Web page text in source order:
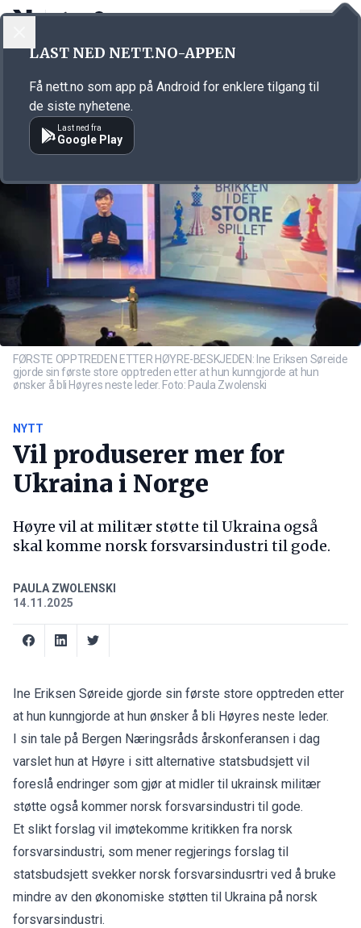
Annonsørinnhold
FØRSTE OPPTREDEN ETTER HØYRE-BESKJEDEN: Ine Eriksen Søreide
gjorde sin første store opptreden etter at hun kunngjorde at hun
ønsker å bli Høyres neste leder. Foto: Paula Zwolenski
NYTT
Vil produserer mer for
Ukraina i Norge
Høyre vil at militær støtte til Ukraina også
skal komme norsk forsvarsindustri til gode.
PAULA ZWOLENSKI
14.11.2025
Ine Eriksen Søreide gjorde sin første store opptreden etter
at hun kunngjorde at hun ønsker å bli Høyres neste leder.
I sin tale på Bergen Næringsråds årskonferansen i dag
varslet hun at Høyre i sitt alternative statsbudsjett vil
foreslå endringer som gjør at midler til ukrainsk militær
støtte også kommer norsk forsvarsindustri til gode.
Et slikt forslag vil imøtekomme kritikken fra norsk
forsvarsindustri, som mener regjerings forslag til
statsbudsjett svekker norsk forsvarsindusrtri ved å bruke
mindre av den økonomiske støtten til Ukraina på norsk
forsvarsindustri.
LAST NED NETT.NO-APPEN
Få nett.no som app på Android for enklere tilgang til
de siste nyhetene.
Last ned fra
Google Play